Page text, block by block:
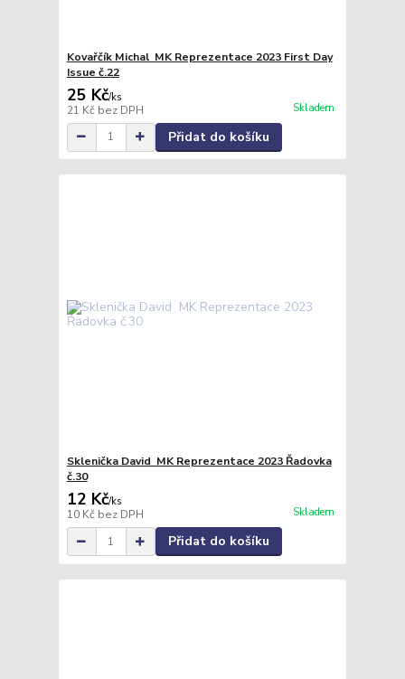
Kovařčík Michal MK Reprezentace 2023 First Day
Issue č.22
25 Kč/ks
21 Kč bez DPH Skladem
Přidat do košíku
Sklenička David MK Reprezentace 2023 Řadovka
č.30
12 Kč/ks
10 Kč bez DPH Skladem
Přidat do košíku